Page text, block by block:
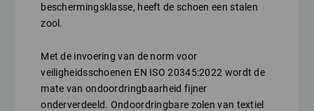
beschermingsklasse, heeft de schoen een stalen
zool.
Met de invoering van de norm voor
veiligheidsschoenen EN ISO 20345:2022 wordt de
mate van ondoordringbaarheid fijner
onderverdeeld. Ondoordringbare zolen van textiel